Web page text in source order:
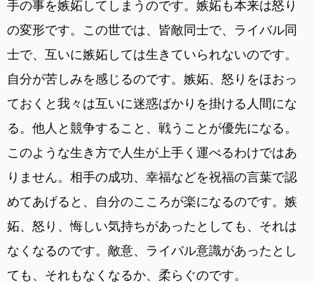
手の事を嫉妬してしまうのです。嫉妬も本来は怒り
の変形です。この世では、皆敵同士で、ライバル同
士で、互いに嫉妬しては生きていられないのです。
自分が苦しみを感じるのです。嫉妬、怒りをほおっ
ておくと我々は互いに迷惑ばかりを掛ける人間にな
る。他人と競争すること、戦うことが優先になる。
このような生き方で人生が上手く運べるわけではあ
りません。相手の成功、幸福などを祝福の言葉で認
めてあげると、自分のこころが楽になるのです。嫉
妬、怒り、悔しい気持ちがあったとしても、それは
なくなるのです。敵意、ライバル意識があったとし
ても、それもなくなるか、柔らぐのです。